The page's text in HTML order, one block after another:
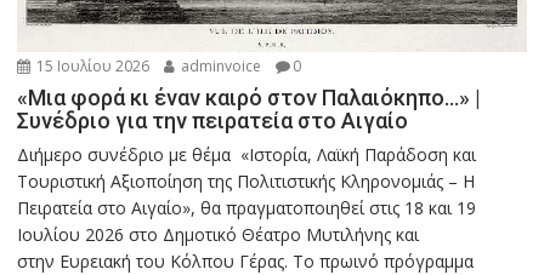
15 Ιουλίου 2026 adminvoice 0
«Μια φορά κι έναν καιρό στον Παλαιόκηπο…» |
Συνέδριο για την πειρατεία στο Αιγαίο
Διήμερο συνέδριο με θέμα «Ιστορία, Λαϊκή Παράδοση και
Τουριστική Αξιοποίηση της Πολιτιστικής Κληρονομιάς – Η
Πειρατεία στο Αιγαίο», θα πραγματοποιηθεί στις 18 και 19
Ιουλίου 2026 στο Δημοτικό Θέατρο Μυτιλήνης και
στην Ευρειακή του Κόλπου Γέρας. Το πρωινό πρόγραμμα